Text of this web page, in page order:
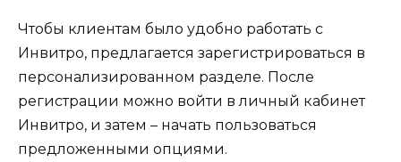
Чтобы клиентам было удобно работать с
Инвитро, предлагается зарегистрироваться в
персонализированном разделе. После
регистрации можно войти в личный кабинет
Инвитро, и затем – начать пользоваться
предложенными опциями.